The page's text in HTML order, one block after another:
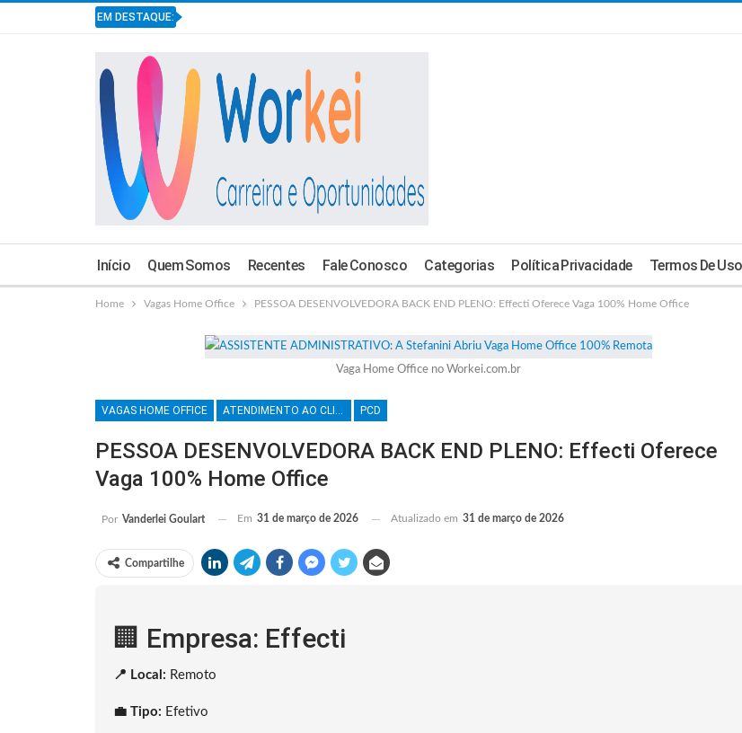
EM DESTAQUE:
Início Quem Somos Recentes Fale Conosco Categorias Política Privacidade Termos De Uso
Home Vagas Home Office PESSOA DESENVOLVEDORA BACK END PLENO: Effecti Oferece Vaga 100% Home Office
Vaga Home Office no Workei.com.br
VAGAS HOME OFFICE ATENDIMENTO AO CLIENTE PCD
PESSOA DESENVOLVEDORA BACK END PLENO: Effecti Oferece
Vaga 100% Home Office
Por Vanderlei Goulart Em 31 de março de 2026 Atualizado em 31 de março de 2026
Compartilhe
🏢 Empresa: Effecti
📍 Local: Remoto
💼 Tipo: Efetivo